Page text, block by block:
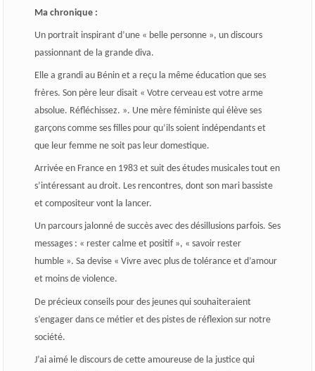
Ma chronique :
Un portrait inspirant d’une « belle personne », un discours
passionnant de la grande diva.
Elle a grandi au Bénin et a reçu la même éducation que ses
frères. Son père leur disait « Votre cerveau est votre arme
absolue. Réfléchissez. ». Une mère féministe qui élève ses
garçons comme ses filles pour qu’ils soient indépendants et
que leur femme ne soit pas leur domestique.
Arrivée en France en 1983 et suit des études musicales tout en
s’intéressant au droit. Les rencontres, dont son mari bassiste
et compositeur vont la lancer.
Un parcours jalonné de succès avec des désillusions parfois. Ses
messages : « rester calme et positif », « savoir rester
humble ». Sa devise « Vivre avec plus de tolérance et d’amour
et moins de violence.
De précieux conseils pour des jeunes qui souhaiteraient
s’engager dans ce métier et des pistes de réflexion sur notre
société.
J’ai aimé le discours de cette amoureuse de la justice qui